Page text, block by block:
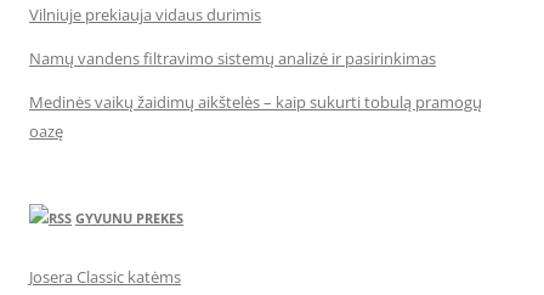
Vilniuje prekiauja vidaus durimis
Namų vandens filtravimo sistemų analizė ir pasirinkimas
Medinės vaikų žaidimų aikštelės – kaip sukurti tobulą pramogų
oazę
GYVUNU PREKES
Josera Classic katėms